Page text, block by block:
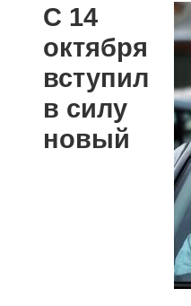
C 14
октября
вступил
в силу
новый